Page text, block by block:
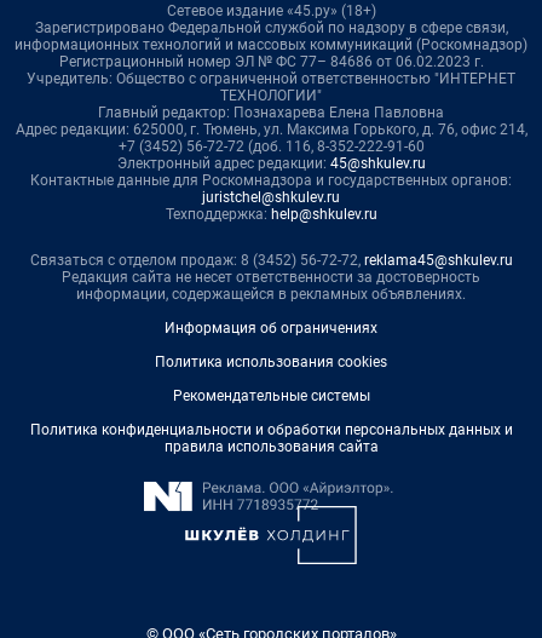
Сетевое издание «45.ру» (18+)
Зарегистрировано Федеральной службой по надзору в сфере связи,
информационных технологий и массовых коммуникаций (Роскомнадзор)
Регистрационный номер ЭЛ № ФС 77– 84686 от 06.02.2023 г.
Учредитель: Общество с ограниченной ответственностью "ИНТЕРНЕТ
ТЕХНОЛОГИИ"
Главный редактор: Познахарева Елена Павловна
Адрес редакции: 625000, г. Тюмень, ул. Максима Горького, д. 76, офис 214,
+7 (3452) 56-72-72 (доб. 116, 8-352-222-91-60
Электронный адрес редакции: 45@shkulev.ru
Контактные данные для Роскомнадзора и государственных органов:
juristchel@shkulev.ru
Техподдержка: help@shkulev.ru
Связаться с отделом продаж: 8 (3452) 56-72-72, reklama45@shkulev.ru
Редакция сайта не несет ответственности за достоверность
информации, содержащейся в рекламных объявлениях.
Информация об ограничениях
Политика использования cookies
Рекомендательные системы
Политика конфиденциальности и обработки персональных данных и
правила использования сайта
© ООО «Сеть городских порталов»